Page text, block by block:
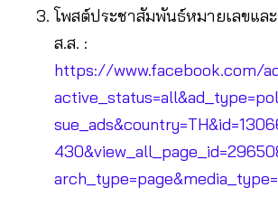
โพสต์ประชาสัมพันธ์หมายเลขแล
ส.ส. :
https://www.facebook.com/